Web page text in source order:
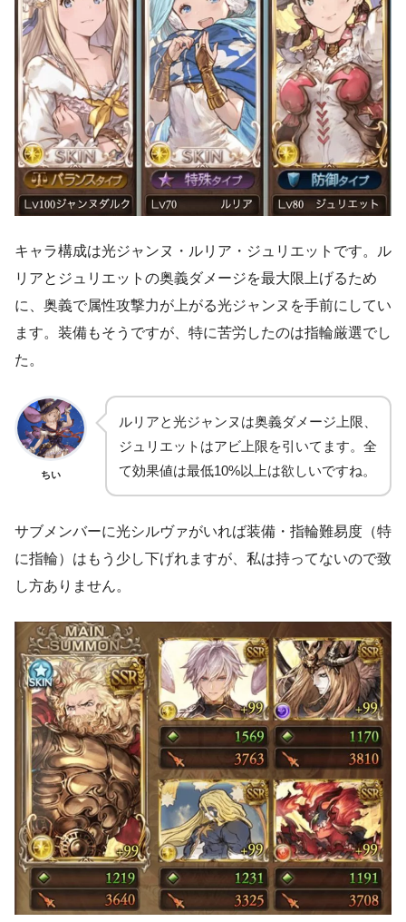
キャラ構成は光ジャンヌ・ルリア・ジュリエットです。ル
リアとジュリエットの奥義ダメージを最大限上げるため
に、奥義で属性攻撃力が上がる光ジャンヌを手前にしてい
ます。装備もそうですが、特に苦労したのは指輪厳選でし
た。
ちい
ルリアと光ジャンヌは奥義ダメージ上限、
ジュリエットはアビ上限を引いてます。全
て効果値は最低10%以上は欲しいですね。
サブメンバーに光シルヴァがいれば装備・指輪難易度（特
に指輪）はもう少し下げれますが、私は持ってないので致
し方ありません。